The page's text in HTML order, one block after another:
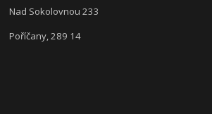
Nad Sokolovnou 233
Poříčany, 289 14